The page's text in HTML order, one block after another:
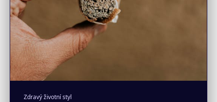
Zdravý životní styl